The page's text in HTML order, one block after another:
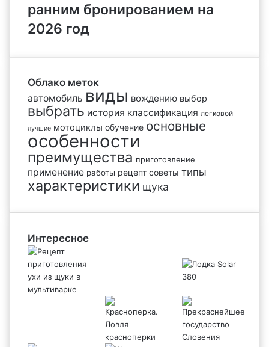
ранним бронированием на
2026 год
Облако меток
автомобиль виды вождению выбор
выбрать история классификация легковой
лучшие мотоциклы обучение основные
особенности
преимущества приготовление
применение работы рецепт советы типы
характеристики щука
Интересное